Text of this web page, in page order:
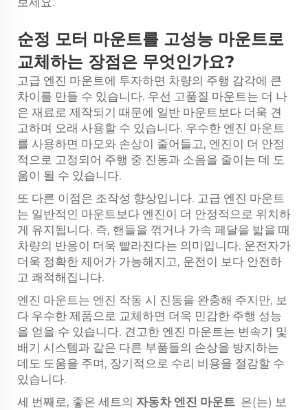
순정 모터 마운트를 고성능 마운트로
교체하는 장점은 무엇인가요?
고급 엔진 마운트에 투자하면 차량의 주행 감각에 큰
차이를 만들 수 있습니다. 우선 고품질 마운트는 더 나
은 재료로 제작되기 때문에 일반 마운트보다 더욱 견
고하며 오래 사용할 수 있습니다. 우수한 엔진 마운트
를 사용하면 마모와 손상이 줄어들고, 엔진이 더 안정
적으로 고정되어 주행 중 진동과 소음을 줄이는 데 도
움이 될 수 있습니다.
또 다른 이점은 조작성 향상입니다. 고급 엔진 마운트
는 일반적인 마운트보다 엔진이 더 안정적으로 위치하
게 유지됩니다. 즉, 핸들을 꺾거나 가속 페달을 밟을 때
차량의 반응이 더욱 빨라진다는 의미입니다. 운전자가
더욱 정확한 제어가 가능해지고, 운전이 보다 안전하
고 쾌적해집니다.
엔진 마운트는 엔진 작동 시 진동을 완충해 주지만, 보
다 우수한 제품으로 교체하면 더욱 민감한 주행 성능
을 얻을 수 있습니다. 견고한 엔진 마운트는 변속기 및
배기 시스템과 같은 다른 부품들의 손상을 방지하는
데도 도움을 주며, 장기적으로 수리 비용을 절감할 수
있습니다.
세 번째로, 좋은 세트의 자동차 엔진 마운트 은(는) 보